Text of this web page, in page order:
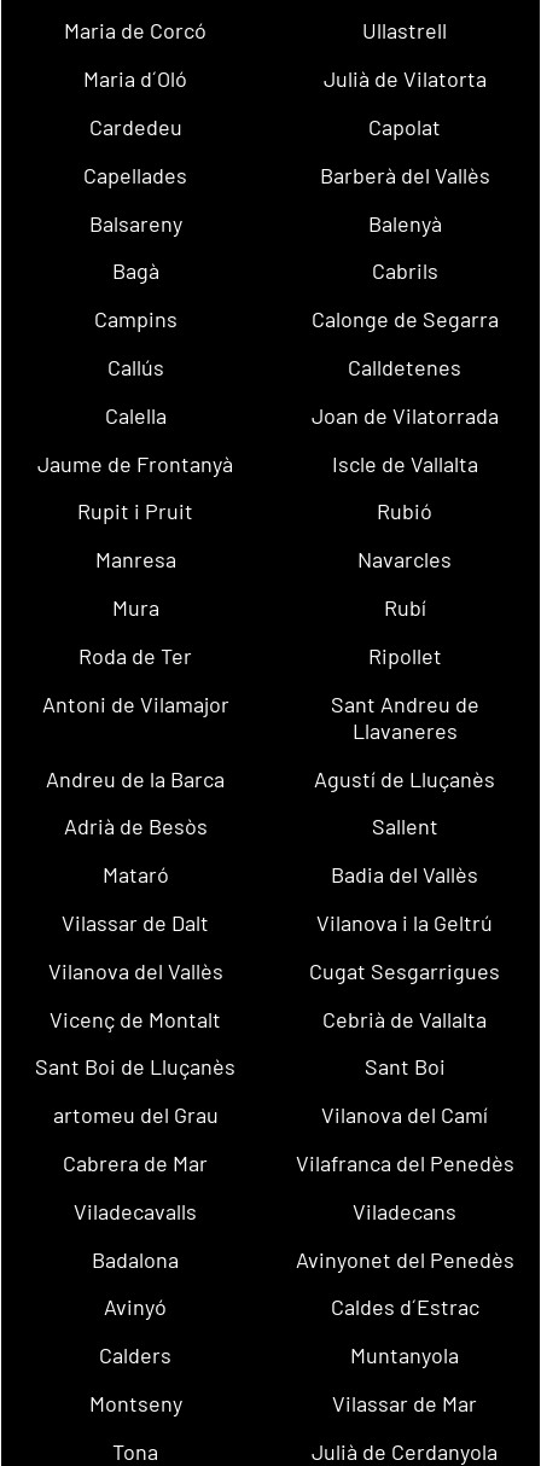
Maria de Corcó
Ullastrell
Maria d´Oló
Julià de Vilatorta
Cardedeu
Capolat
Capellades
Barberà del Vallès
Balsareny
Balenyà
Bagà
Cabrils
Campins
Calonge de Segarra
Callús
Calldetenes
Calella
Joan de Vilatorrada
Jaume de Frontanyà
Iscle de Vallalta
Rupit i Pruit
Rubió
Manresa
Navarcles
Mura
Rubí
Roda de Ter
Ripollet
Antoni de Vilamajor
Sant Andreu de
Llavaneres
Andreu de la Barca
Agustí de Lluçanès
Adrià de Besòs
Sallent
Mataró
Badia del Vallès
Vilassar de Dalt
Vilanova i la Geltrú
Vilanova del Vallès
Cugat Sesgarrigues
Vicenç de Montalt
Cebrià de Vallalta
Sant Boi de Lluçanès
Sant Boi
artomeu del Grau
Vilanova del Camí
Cabrera de Mar
Vilafranca del Penedès
Viladecavalls
Viladecans
Badalona
Avinyonet del Penedès
Avinyó
Caldes d´Estrac
Calders
Muntanyola
Montseny
Vilassar de Mar
Tona
Julià de Cerdanyola